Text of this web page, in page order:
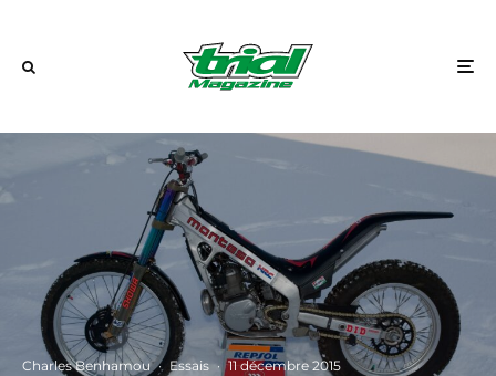
Charles Benhamou · Essais · 11 décembre 2015